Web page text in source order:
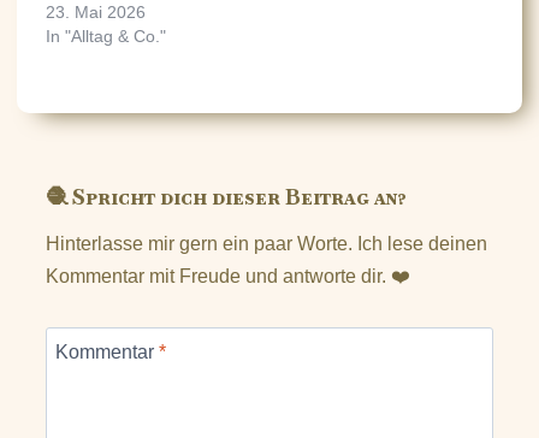
23. Mai 2026
In "Alltag & Co."
🧶 Spricht dich dieser Beitrag an?
Hinterlasse mir gern ein paar Worte. Ich lese deinen
Kommentar mit Freude und antworte dir. ❤️
Kommentar *